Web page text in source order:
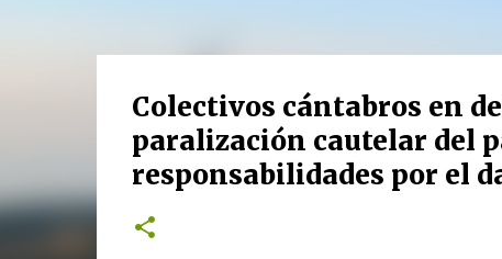
Colectivos cántabros en
paralización cautelar del
responsabilidades por el